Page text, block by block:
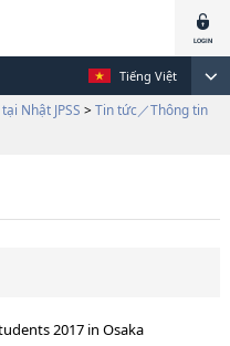
Tiếng Việt
Nhật JPSS > Tin tức／Thông tin
2017 in Osaka